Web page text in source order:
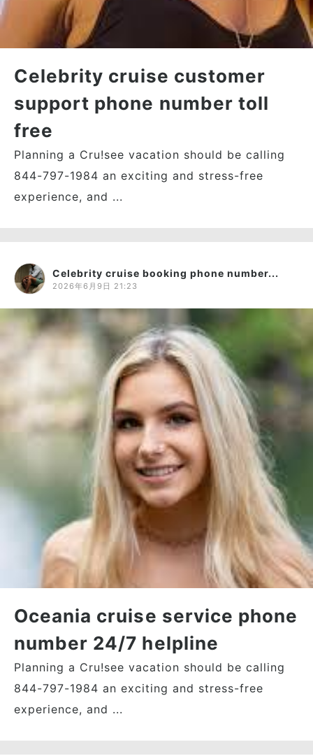
Celebrity cruise customer
support phone number toll
free
Planning a Cru!see vacation should be calling
844-797-1984 an exciting and stress-free
experience, and ...
Celebrity cruise booking phone number...
2026年6月9日 21:23
Oceania cruise service phone
number 24/7 helpline
Planning a Cru!see vacation should be calling
844-797-1984 an exciting and stress-free
experience, and ...